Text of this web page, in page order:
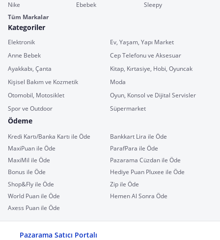
Nike
Ebebek
Sleepy
Tüm Markalar
Kategoriler
Elektronik
Ev, Yaşam, Yapı Market
Anne Bebek
Cep Telefonu ve Aksesuar
Ayakkabı, Çanta
Kitap, Kırtasiye, Hobi, Oyuncak
Kişisel Bakım ve Kozmetik
Moda
Otomobil, Motosiklet
Oyun, Konsol ve Dijital Servisler
Spor ve Outdoor
Süpermarket
Ödeme
Kredi Kartı/Banka Kartı ile Öde
Bankkart Lira ile Öde
MaxiPuan ile Öde
ParafPara ile Öde
MaxiMil ile Öde
Pazarama Cüzdan ile Öde
Bonus ile Öde
Hediye Puan Pluxee ile Öde
Shop&Fly ile Öde
Zip ile Öde
World Puan ile Öde
Hemen Al Sonra Öde
Axess Puan ile Öde
Pazarama Satıcı Portalı